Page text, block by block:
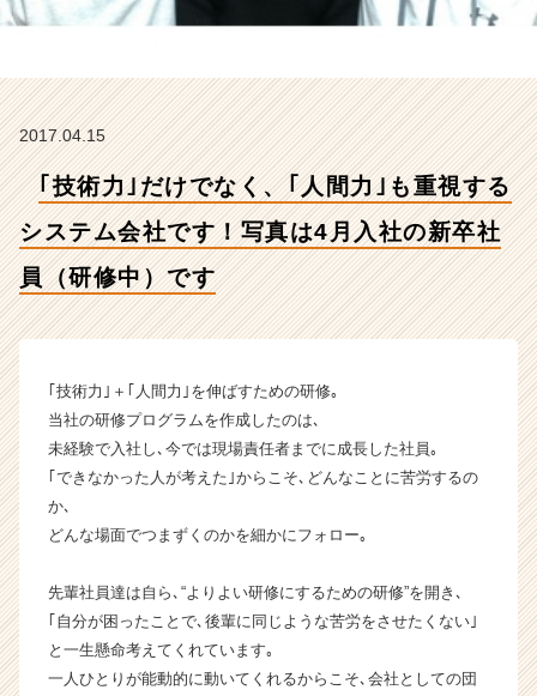
員
で
す
【株
会
ギ
ア
ン
テ
イ
の
イ
ム
イ
ン】
2017.04.15
｢技術力｣だけでなく、｢人間力｣も重視する
システム会社です！写真は4月入社の新卒社
員（研修中）です
｢技術力｣＋｢人間力｣を伸ばすための研修｡
当社の研修プログラムを作成したのは､
未経験で入社し､今では現場責任者までに成長した社員｡
｢できなかった人が考えた｣からこそ､どんなことに苦労するの
か､
どんな場面でつまずくのかを細かにフォロー｡
先輩社員達は自ら､“よりよい研修にするための研修”を開き､
｢自分が困ったことで､後輩に同じような苦労をさせたくない｣
と一生懸命考えてくれています｡
一人ひとりが能動的に動いてくれるからこそ､会社としての団